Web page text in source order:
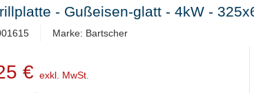
- Gußeisen-glatt - 4kW -
Marke: Bartscher
€ exkl. MwSt.